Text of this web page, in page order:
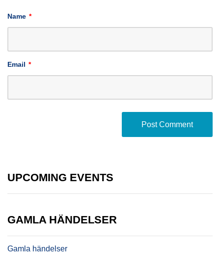
Name *
Email *
UPCOMING EVENTS
GAMLA HÄNDELSER
Gamla händelser